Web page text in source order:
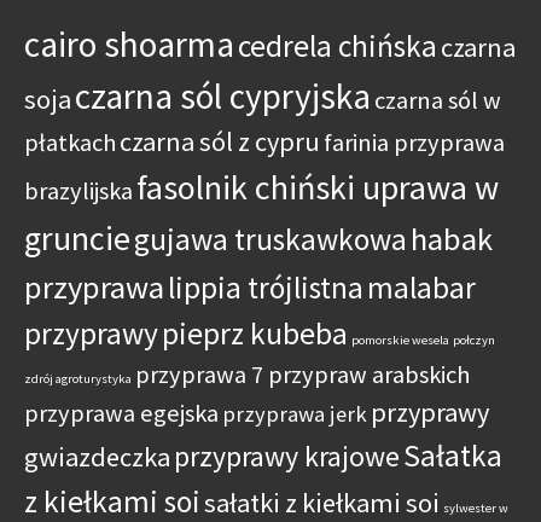
cairo shoarmacedrela chińska czarna
sojaczarna sól cypryjska czarna sól w
płatkachczarna sól z cypru farinia przyprawa
brazylijskafasolnik chiński uprawa w
grunciegujawa truskawkowa habak
przyprawalippia trójlistna malabar
przyprawypieprz kubeba pomorskie wesela połczyn
zdrój agroturystyka przyprawa 7 przypraw arabskich
przyprawa egejska przyprawa jerk przyprawy
gwiazdeczka przyprawy krajoweSałatka
z kiełkami soisałatki z kiełkami soi sylwester w